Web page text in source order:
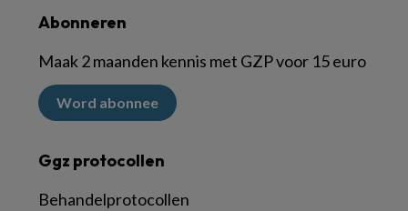
Abonneren
Maak 2 maanden kennis met GZP voor 15 euro
Word abonnee
Ggz protocollen
Behandelprotocollen